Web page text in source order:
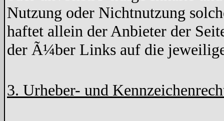
Nutzung oder Nichtnutzung
haftet allein der Anbieter der
der Ã¼ber Links auf die
3. Urheber- und